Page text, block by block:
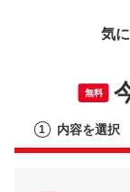
気
無料
1 内容を選択